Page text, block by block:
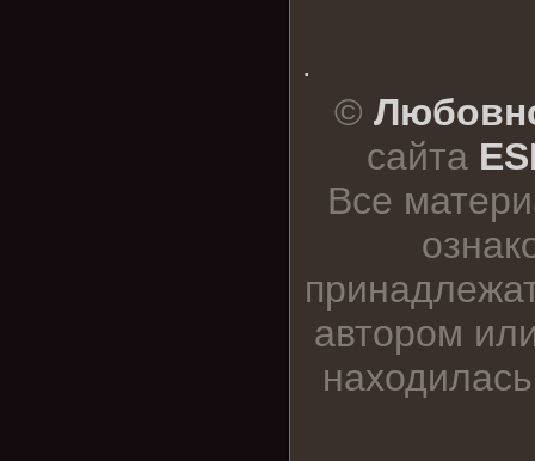
.
©
сайта
Все
автором